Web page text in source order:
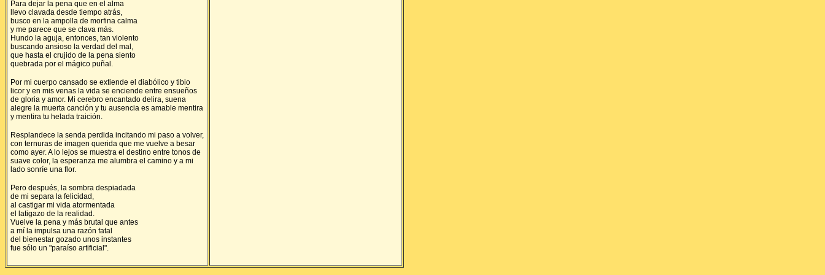
Para dejar la pena que en el alma
llevo clavada desde tiempo atrás,
busco en la ampolla de morfina calma
y me parece que se clava más.
Hundo la aguja, entonces, tan violento
buscando ansioso la verdad del mal,
que hasta el crujido de la pena siento
quebrada por el mágico puñal.
Por mi cuerpo cansado se extiende el diabólico y tibio
licor y en mis venas la vida se enciende entre ensueños
de gloria y amor. Mi cerebro encantado delira, suena
alegre la muerta canción y tu ausencia es amable mentira
y mentira tu helada traición.
Resplandece la senda perdida incitando mi paso a volver,
con ternuras de imagen querida que me vuelve a besar
como ayer. A lo lejos se muestra el destino entre tonos de
suave color, la esperanza me alumbra el camino y a mi
lado sonríe una flor.
Pero después, la sombra despiadada
de mi separa la felicidad,
al castigar mi vida atormentada
el latigazo de la realidad.
Vuelve la pena y más brutal que antes
a mí la impulsa una razón fatal
del bienestar gozado unos instantes
fue sólo un "paraíso artificial".